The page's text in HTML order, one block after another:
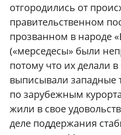
отгородились от
правительственном
прозванном в народе
(«мерседесы» были
потому что их делали
выписывали западные
по зарубежным
жили в свое
деле поддержания